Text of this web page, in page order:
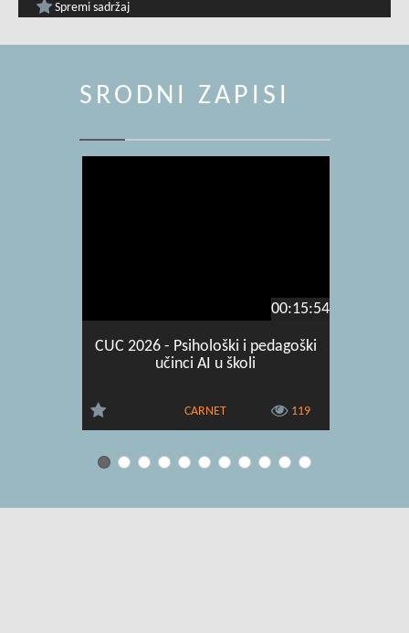
Spremi sadržaj
SRODNI ZAPISI
00:15:54
CUC 2026 - Psihološki i pedagoški
učinci AI u školi
CARNET 119